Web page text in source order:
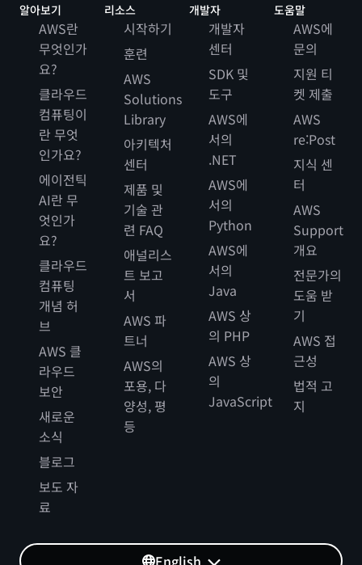
알아보기
AWS란
무엇인가
요?
클라우드
컴퓨팅이
란 무엇
인가요?
에이전틱
AI란 무
엇인가
요?
클라우드
컴퓨팅
개념 허
브
AWS 클
라우드
보안
새로운
소식
블로그
보도 자
료
리소스
시작하기
훈련
AWS
Solutions
Library
아키텍처
센터
제품 및
기술 관
련 FAQ
애널리스
트 보고
서
AWS 파
트너
AWS의
포용, 다
양성, 평
등
개발자
개발자
센터
SDK 및
도구
AWS에
서의
.NET
AWS에
서의
Python
AWS에
서의
Java
AWS 상
의 PHP
AWS 상
의
JavaScript
도움말
AWS에
문의
지원 티
켓 제출
AWS
re:Post
지식 센
터
AWS
Support
개요
전문가의
도움 받
기
AWS 접
근성
법적 고
지
English